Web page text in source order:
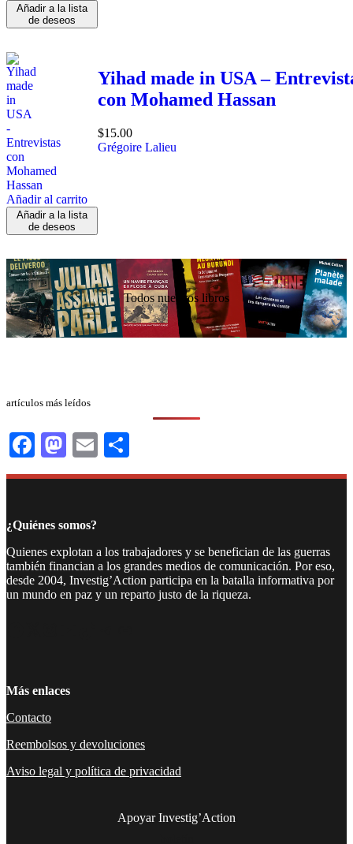
Añadir a la lista
de deseos
Añadir al carrito
Añadir a la lista
de deseos
Yihad made in USA –
con Mohamed Hassan
$15.00
Grégoire Lalieu
Todos nuestros libros
artículos más leídos
Facebook
Mastodon
Email
¿Quiénes somos?
Quienes explotan a los trabajadores y se benefician de las guerras
también financian a los grandes medios de comunicación. Por eso,
desde 2004, Investig’Action participa en la batalla informativa por
un mundo en paz y un reparto justo de la riqueza.
Más enlaces
Contacto
Reembolsos y devoluciones
Aviso legal y política de privacidad
Apoyar Investig’Action